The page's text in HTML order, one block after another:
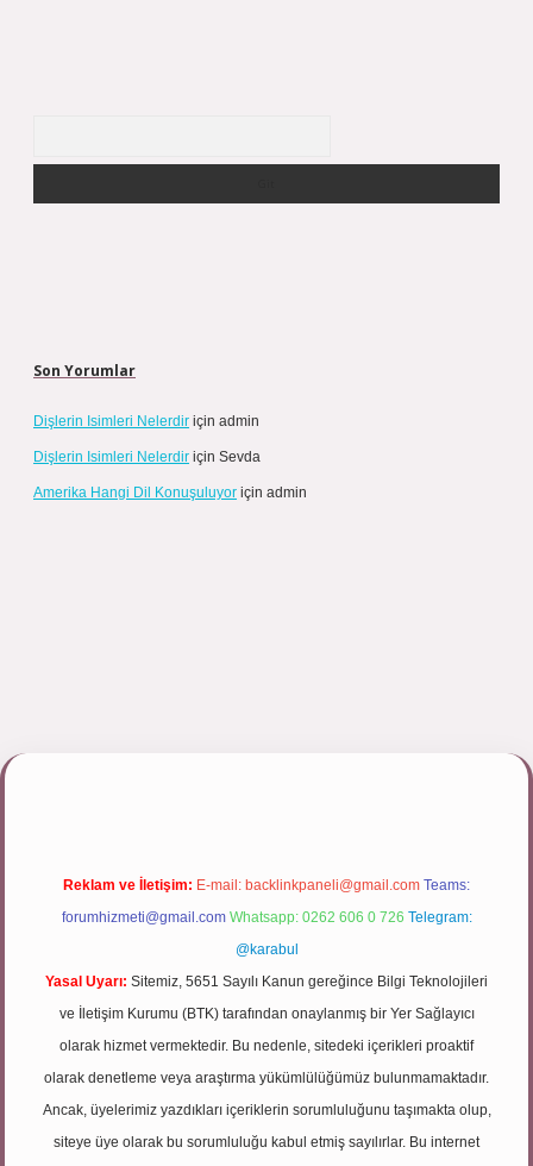
Son Yorumlar
Dişlerin Isimleri Nelerdir için admin
Dişlerin Isimleri Nelerdir için Sevda
Amerika Hangi Dil Konuşuluyor için admin
Reklam ve İletişim: E-mail: backlinkpaneli@gmail.com Teams:
forumhizmeti@gmail.com Whatsapp: 0262 606 0 726 Telegram:
@karabul
Yasal Uyarı: Sitemiz, 5651 Sayılı Kanun gereğince Bilgi Teknolojileri
ve İletişim Kurumu (BTK) tarafından onaylanmış bir Yer Sağlayıcı
olarak hizmet vermektedir. Bu nedenle, sitedeki içerikleri proaktif
olarak denetleme veya araştırma yükümlülüğümüz bulunmamaktadır.
Ancak, üyelerimiz yazdıkları içeriklerin sorumluluğunu taşımakta olup,
siteye üye olarak bu sorumluluğu kabul etmiş sayılırlar. Bu internet